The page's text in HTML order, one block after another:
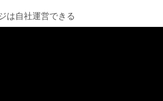
は自社運営できる